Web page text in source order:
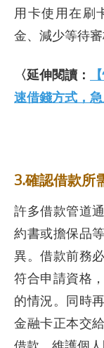
用卡使用在刷
金、減少等待
〈延伸閱讀：
速借錢方式，
3.確認借款所
許多借款管道
約書或擔保品
異。借款前務
符合申請資格
的情況。同時
金融卡正本交